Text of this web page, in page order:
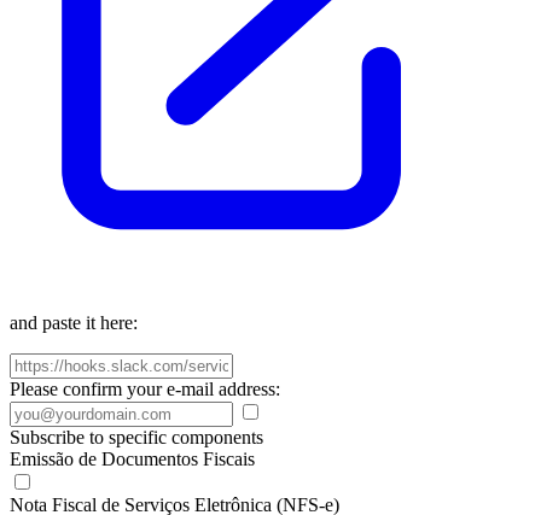
and paste it here:
Please confirm your e-mail address:
Subscribe to specific components
Emissão de Documentos Fiscais
Nota Fiscal de Serviços Eletrônica (NFS-e)